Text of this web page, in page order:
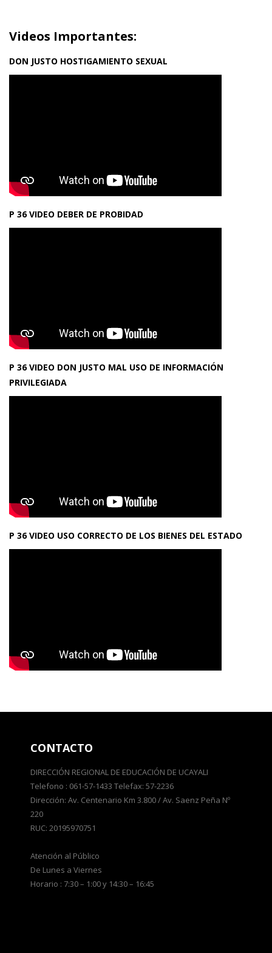
Videos Importantes:
DON JUSTO HOSTIGAMIENTO SEXUAL
P 36 VIDEO DEBER DE PROBIDAD
P 36 VIDEO DON JUSTO MAL USO DE INFORMACIÓN
PRIVILEGIADA
P 36 VIDEO USO CORRECTO DE LOS BIENES DEL ESTADO
CONTACTO
DIRECCIÓN REGIONAL DE EDUCACIÓN DE UCAYALI
Telefono : 061-57-1433 Telefax: 57-2236
Dirección: Av. Centenario Km 3.800 / Av. Saenz Peña Nº
220
RUC: 20195970751
Atención al Público
De Lunes a Viernes
Horario : 7:30 – 1:00 y 14:30 – 16:45